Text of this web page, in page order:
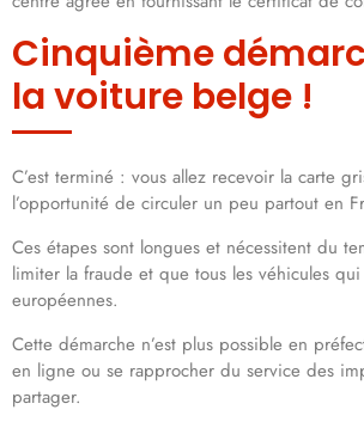
Cinquième
la voiture belge !
C’est terminé : vous allez recevoir la carte
l’opportunité de circuler un peu partout en
Ces étapes sont longues et nécessitent du
limiter la fraude et que tous les véhicules
européennes.
Cette démarche n’est plus possible en
en ligne ou se rapprocher du service des
partager.